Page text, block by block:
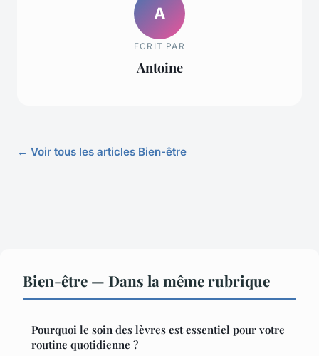
A
ECRIT PAR
Antoine
← Voir tous les articles Bien-être
Bien-être — Dans la même rubrique
Pourquoi le soin des lèvres est essentiel pour votre
routine quotidienne ?